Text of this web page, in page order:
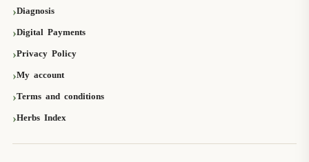
Diagnosis
Digital Payments
Privacy Policy
My account
Terms and conditions
Herbs Index